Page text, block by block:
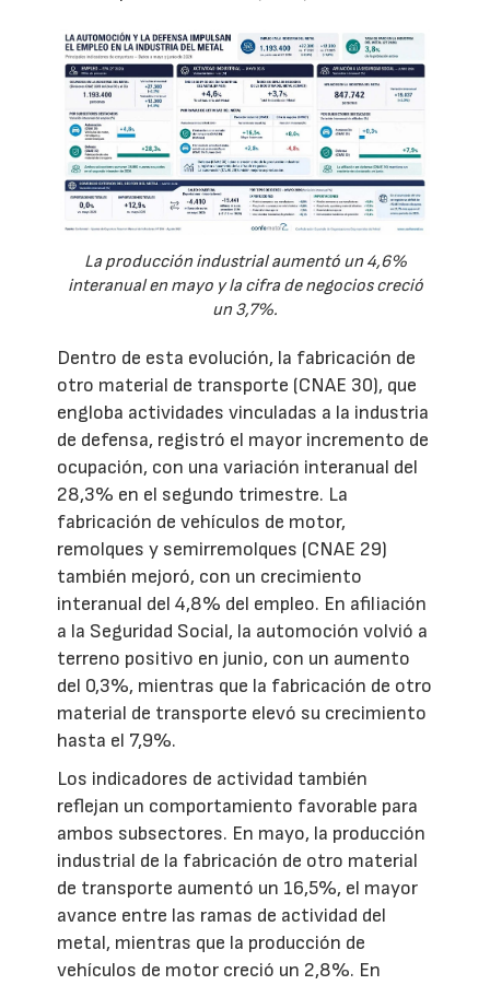
La producción industrial aumentó un 4,6%
interanual en mayo y la cifra de negocios creció
un 3,7%.
Dentro de esta evolución, la fabricación de
otro material de transporte (CNAE 30), que
engloba actividades vinculadas a la industria
de defensa, registró el mayor incremento de
ocupación, con una variación interanual del
28,3% en el segundo trimestre. La
fabricación de vehículos de motor,
remolques y semirremolques (CNAE 29)
también mejoró, con un crecimiento
interanual del 4,8% del empleo. En afiliación
a la Seguridad Social, la automoción volvió a
terreno positivo en junio, con un aumento
del 0,3%, mientras que la fabricación de otro
material de transporte elevó su crecimiento
hasta el 7,9%.
Los indicadores de actividad también
reflejan un comportamiento favorable para
ambos subsectores. En mayo, la producción
industrial de la fabricación de otro material
de transporte aumentó un 16,5%, el mayor
avance entre las ramas de actividad del
metal, mientras que la producción de
vehículos de motor creció un 2,8%. En